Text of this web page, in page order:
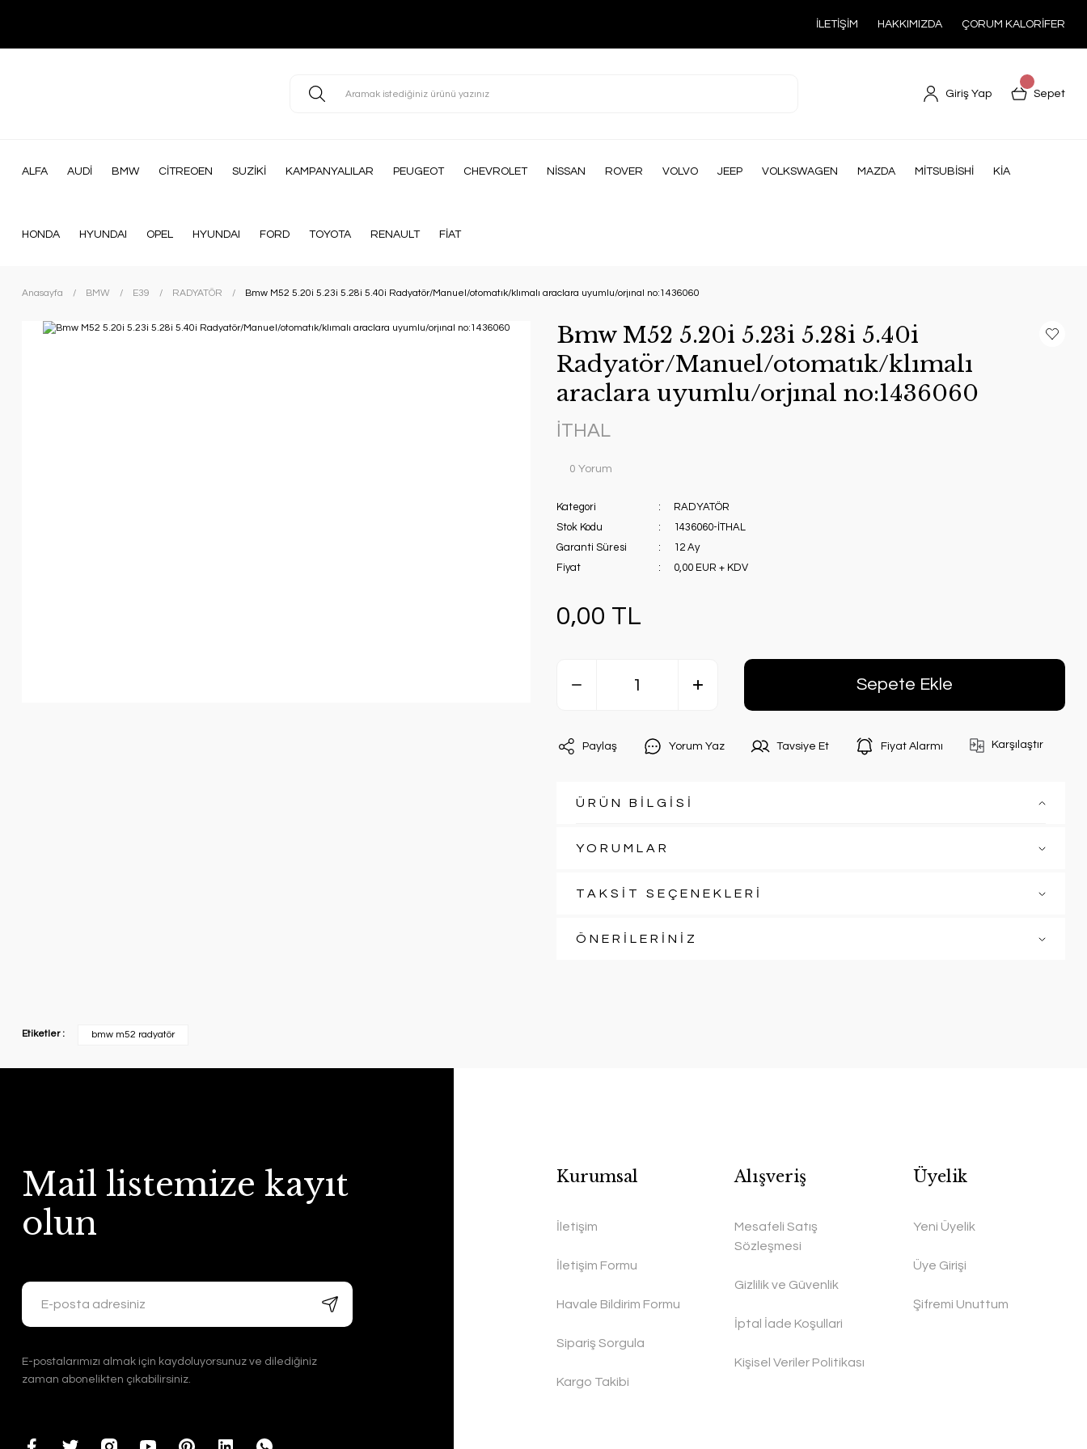
İLETİŞİM HAKKIMIZDA ÇORUM KALORİFER
Giriş Yap Sepet
ALFA AUDİ BMW CİTREOEN SUZİKİ KAMPANYALILAR PEUGEOT CHEVROLET NİSSAN ROVER VOLVO JEEP VOLKSWAGEN MAZDA MİTSUBİSHİ KİA
HONDA HYUNDAI OPEL HYUNDAI FORD TOYOTA RENAULT FİAT
Anasayfa BMW E39 RADYATÖR Bmw M52 5.20i 5.23i 5.28i 5.40i Radyatör/Manuel/otomatık/klımalı araclara uyumlu/orjınal no:1436060
Bmw M52 5.20i 5.23i 5.28i 5.40i
Radyatör/Manuel/otomatık/klımalı
araclara uyumlu/orjınal no:1436060
İTHAL
0 Yorum
Kategori
RADYATÖR
Stok Kodu
1436060-İTHAL
Garanti Süresi
12 Ay
Fiyat
0,00 EUR + KDV
0,00 TL
Sepete Ekle
Paylaş Yorum Yaz Tavsiye Et Fiyat Alarmı Karşılaştır
ÜRÜN BİLGİSİ
YORUMLAR
TAKSİT SEÇENEKLERİ
ÖNERİLERİNİZ
Etiketler : bmw m52 radyatör
Mail listemize kayıt
olun
E-postalarımızı almak için kaydoluyorsunuz ve dilediğiniz
zaman abonelikten çıkabilirsiniz.
Kurumsal
İletişim
İletişim Formu
Havale Bildirim Formu
Sipariş Sorgula
Kargo Takibi
Alışveriş
Mesafeli Satış
Sözleşmesi
Gizlilik ve Güvenlik
İptal İade Koşullari
Kişisel Veriler Politikası
Üyelik
Yeni Üyelik
Üye Girişi
Şifremi Unuttum